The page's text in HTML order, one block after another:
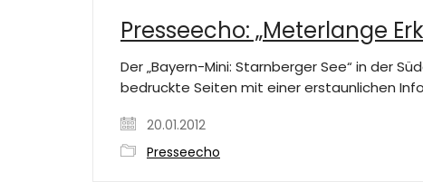
Presseecho: „Meterlange
Der „Bayern-Mini: Starnberger See“ in der
bedruckte Seiten mit einer erstaunlichen
20.01.2012
Presseecho